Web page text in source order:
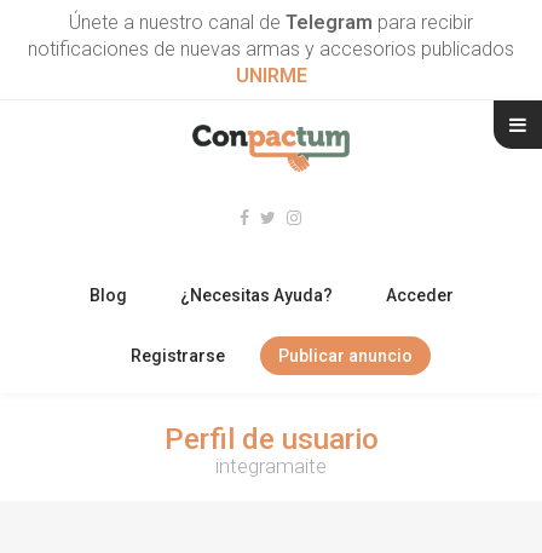
Únete a nuestro canal de Telegram para recibir
notificaciones de nuevas armas y accesorios publicados
UNIRME
Blog ¿Necesitas Ayuda? Acceder
Registrarse Publicar anuncio
Perfil de usuario
integramaite